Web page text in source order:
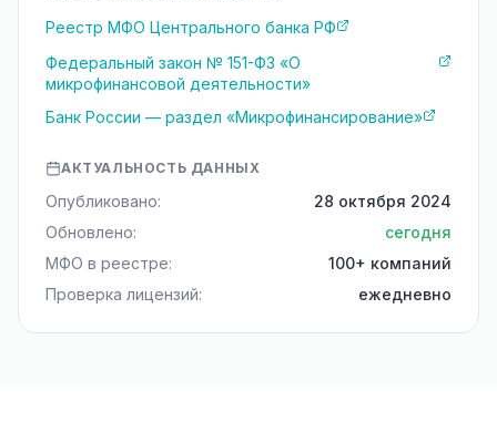
Реестр МФО Центрального банка РФ
Федеральный закон № 151-ФЗ «О
микрофинансовой деятельности»
Банк России — раздел «Микрофинансирование»
АКТУАЛЬНОСТЬ ДАННЫХ
Опубликовано:
28 октября 2024
Обновлено:
сегодня
МФО в реестре:
100+ компаний
Проверка лицензий:
ежедневно